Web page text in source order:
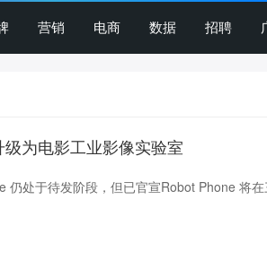
营销 电商 数据 招聘
为电影工业影像实验室
仍处于待发阶段，但已官宣Robot Phone 将